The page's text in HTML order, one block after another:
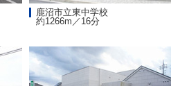
鹿沼市立東中学校
約1266m／16分